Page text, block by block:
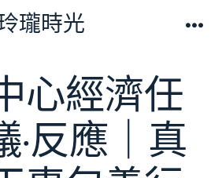
瓏時光
心經濟任
·反應｜真